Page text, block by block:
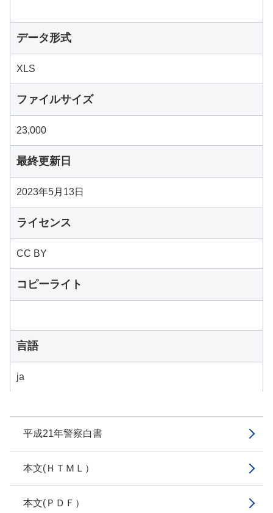
平成21年警察白書
本文(ＨＴＭＬ）
本文(ＰＤＦ）
データ形式
XLS
ファイルサイズ
23,000
最終更新日
2023年5月13日
ライセンス
CC BY
コピーライト
言語
ja